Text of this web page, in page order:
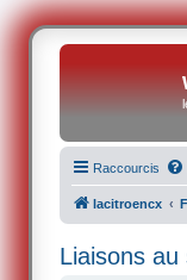
Raccourcis
lacitroencx
Liaisons au